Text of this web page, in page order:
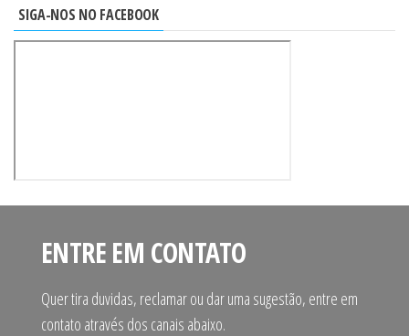
SIGA-NOS NO FACEBOOK
ENTRE EM CONTATO
Quer tira duvidas, reclamar ou dar uma sugestão, entre em
contato através dos canais abaixo.